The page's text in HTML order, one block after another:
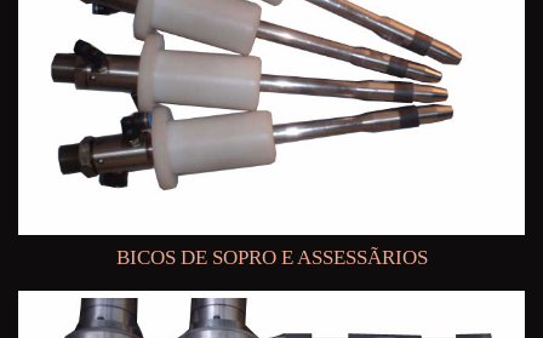
BICOS DE SOPRO E ASSESSÃRIOS